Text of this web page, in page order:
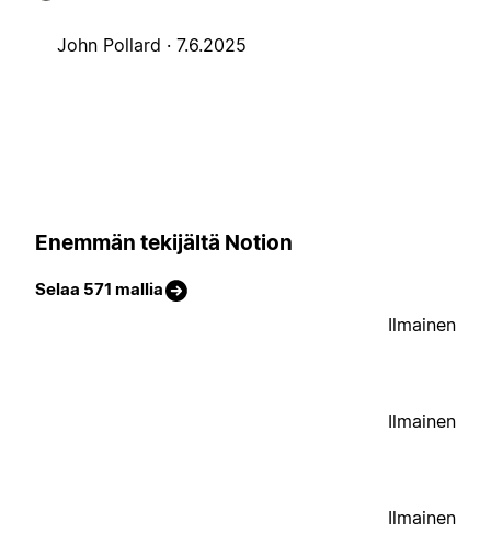
John Pollard · 7.6.2025
Enemmän tekijältä Notion
Selaa 571 mallia
Ilmainen
Ilmainen
Ilmainen